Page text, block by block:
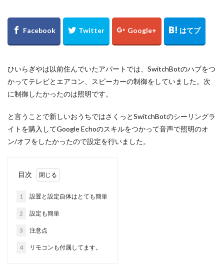
ひいらぎやは以前住んでいたアパートでは、SwitchBotのハブをつ
かってテレビとエアコン、スピーカーの制御をしていました。次
に制御したかったのは照明です。
と言うことで新しいおうちではさくっとSwitchBotのシーリングラ
イトを購入してGoogle Echoのスキルをつかって音声で照明のオ
ン/オフをしたかったので設定を行いました。
目次
1 設置と設定自体はとても簡単
2 設定も簡単
3 注意点
4 リモコンも付属してます。